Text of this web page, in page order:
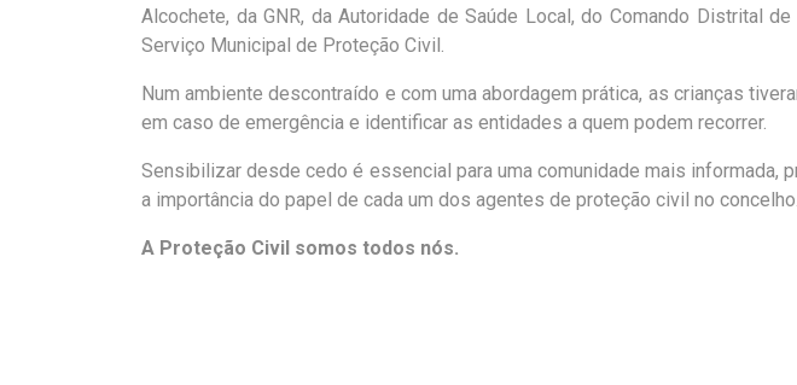
Alcochete, da GNR, da Autoridade de Saúde Local, do Comando Distrital
Serviço Municipal de Proteção Civil.
Num ambiente descontraído e com uma abordagem prática, as crianças
em caso de emergência e identificar as entidades a quem podem recorrer.
Sensibilizar desde cedo é essencial para uma comunidade mais informada,
a importância do papel de cada um dos agentes de proteção civil no concelho.
A Proteção Civil somos todos nós.